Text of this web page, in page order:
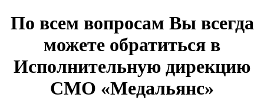
По всем вопросам Вы всегда
можете обратиться в
Исполнительную дирекцию
СМО «Медальянс»